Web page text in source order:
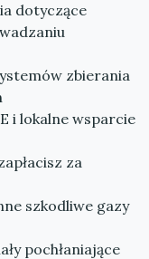
dotyczące
zbierania
i lokalne wsparcie
za
szkodliwe gazy
pochłaniające